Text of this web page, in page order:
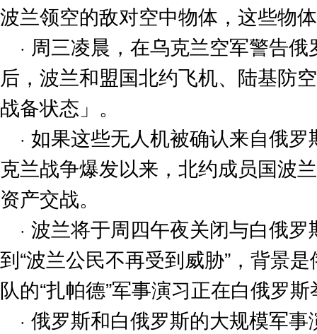
波兰领空的敌对空中物体，这些物
· 周三凌晨，在乌克兰空军警告
后，波兰和盟国北约飞机、陆基防
战备状态」。
· 如果这些无人机被确认来自俄
克兰战争爆发以来，北约成员国波
资产交战。
· 波兰将于周四午夜关闭与白俄
到“波兰公民不再受到威胁”，背景
队的“扎帕德”军事演习正在白俄罗
· 俄罗斯和白俄罗斯的大规模军